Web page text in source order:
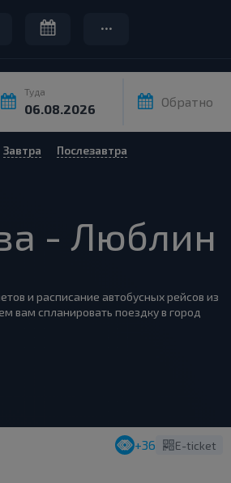
Туда
Обратно
Завтра Послезавтра
- Люблин
и расписание автобусных рейсов из
вам спланировать поездку в город
+36 E-ticket